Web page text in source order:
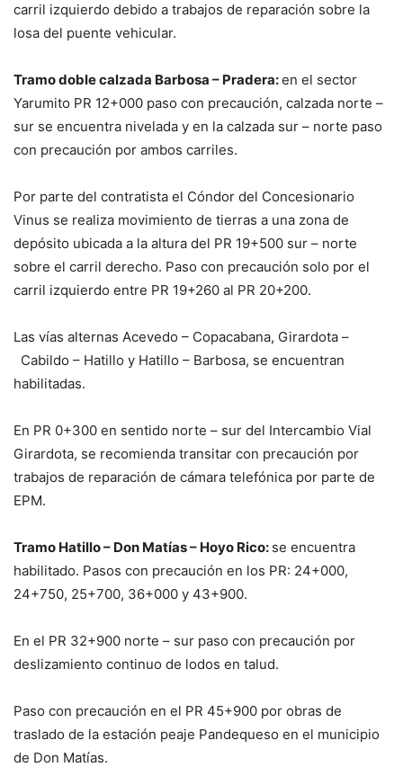
carril izquierdo debido a trabajos de reparación sobre la
losa del puente vehicular.
Tramo doble calzada Barbosa – Pradera:en el sector
Yarumito PR 12+000 paso con precaución, calzada norte –
sur se encuentra nivelada y en la calzada sur – norte paso
con precaución por ambos carriles.
Por parte del contratista el Cóndor del Concesionario
Vinus se realiza movimiento de tierras a una zona de
depósito ubicada a la altura del PR 19+500 sur – norte
sobre el carril derecho. Paso con precaución solo por el
carril izquierdo entre PR 19+260 al PR 20+200.
Las vías alternas Acevedo – Copacabana, Girardota –
Cabildo – Hatillo y Hatillo – Barbosa, se encuentran
habilitadas.
En PR 0+300 en sentido norte – sur del Intercambio Vial
Girardota, se recomienda transitar con precaución por
trabajos de reparación de cámara telefónica por parte de
EPM.
Tramo Hatillo – Don Matías – Hoyo Rico: se encuentra
habilitado. Pasos con precaución en los PR: 24+000,
24+750, 25+700, 36+000 y 43+900.
En el PR 32+900 norte – sur paso con precaución por
deslizamiento continuo de lodos en talud.
Paso con precaución en el PR 45+900 por obras de
traslado de la estación peaje Pandequeso en el municipio
de Don Matías.